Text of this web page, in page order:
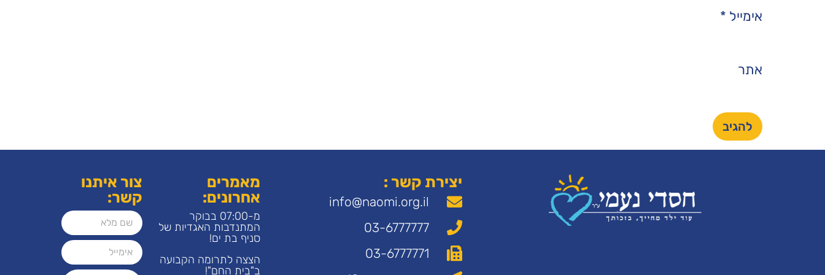
אימייל *
אתר
יצירת קשר :
info@naomi.org.il
03-6777777
03-6777771
מאמרים
אחרונים:
מ-07:00 בבוקר
המתנדבות האגדיות של
סניף בת ים!
הצצה לתרומה הקבועה
ב"בית החם"!
צור איתנו
קשר: